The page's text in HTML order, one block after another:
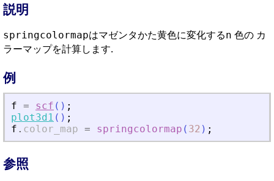
説明
springcolormapはマゼンタかた黄色に変化するn 色の カ
ラーマップを計算します.
例
f = scf ( ) ;
plot3d1 ( ) ;
f . color_map = springcolormap ( 32 ) ;
参照